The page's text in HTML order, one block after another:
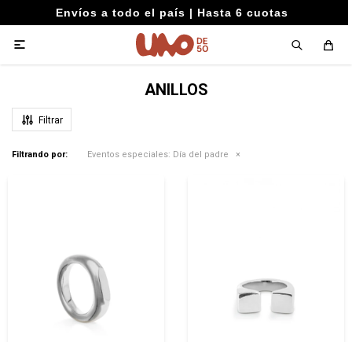
Envíos a todo el país | Hasta 6 cuotas

ANILLOS
Filtrando por: Eventos especiales: Día del padre